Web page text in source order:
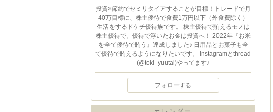
投資×節約でセミリタイアすることが目標！トレードで月
40万目標に、株主優待で食費1万円以下（外食費除く）
生活をするドケチ優待族です。 株主優待で賄えるモノは
株主優待で。優待で浮いたお金は投資へ！ 2022年『お米
を全て優待で賄う』達成しました♪ 日用品とお菓子も全
て優待で賄えるようになりたいです。 Instagramとthread
(@toki_yuutai)やってます♪
フォローする